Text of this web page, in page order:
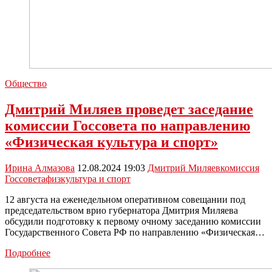
Общество
Дмитрий Миляев проведет заседание
комиссии Госсовета по направлению
«Физическая культура и спорт»
Ирина Алмазова 12.08.2024 19:03 Дмитрий Миляевкомиссия
Госсоветафизкультура и спорт
12 августа на еженедельном оперативном совещании под
председательством врио губернатора Дмитрия Миляева
обсудили подготовку к первому очному заседанию комиссии
Государственного Совета РФ по направлению «Физическая…
ПодробнееДмитрий